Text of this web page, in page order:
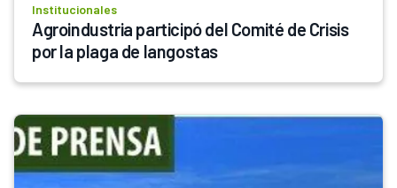
Institucionales
Agroindustria participó del Comité de Crisis
por la plaga de langostas